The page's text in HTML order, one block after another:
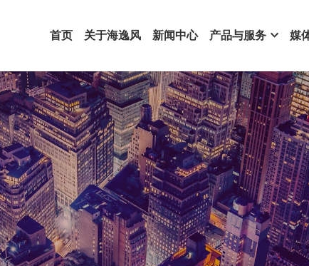
首页 关于海逸风 新闻中心 产品与服务 媒